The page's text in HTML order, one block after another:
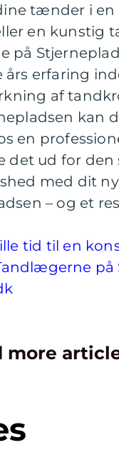
tænder i
en kunstig
på
års erfaring
af
kan
en
det ud for
med dit
– og et
tid til en
på
more